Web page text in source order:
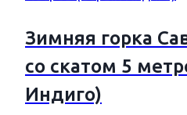
Зимняя горка
со скатом 5
Индиго)